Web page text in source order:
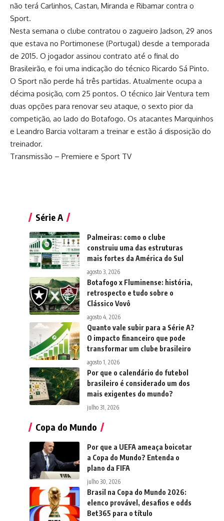
não terá Carlinhos, Castan, Miranda e Ribamar contra o
Sport.
Nesta semana o clube contratou o zagueiro Jadson, 29 anos
que estava no Portimonese (Portugal) desde a temporada
de 2015. O jogador assinou contrato até o final do
Brasileirão, e foi uma indicação do técnico Ricardo Sá Pinto.
O Sport não perde há três partidas. Atualmente ocupa a
décima posição, com 25 pontos. O técnico Jair Ventura tem
duas opções para renovar seu ataque, o sexto pior da
competição, ao lado do Botafogo. Os atacantes Marquinhos
e Leandro Barcia voltaram a treinar e estão á disposição do
treinador.
Transmissão – Premiere e Sport TV
Série A
Palmeiras: como o clube
construiu uma das estruturas
mais fortes da América do Sul
agosto 3, 2026
Botafogo x Fluminense: história,
retrospecto e tudo sobre o
Clássico Vovô
agosto 4, 2026
Quanto vale subir para a Série A?
O impacto financeiro que pode
transformar um clube brasileiro
agosto 1, 2026
Por que o calendário do futebol
brasileiro é considerado um dos
mais exigentes do mundo?
julho 31, 2026
Copa do Mundo
Por que a UEFA ameaça boicotar
a Copa do Mundo? Entenda o
plano da FIFA
julho 30, 2026
Brasil na Copa do Mundo 2026:
elenco provável, desafios e odds
Bet365 para o título